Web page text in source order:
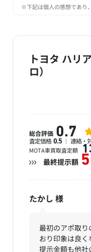
※下記は個人の感想であり
トヨタ ハリ
ロ）
総合評価 0.7
査定価格 0.5 連絡・
MOTA車買取査定額
最終提示額
たかし 様
最初のアポ取
おり印象は良く
提示金額も他